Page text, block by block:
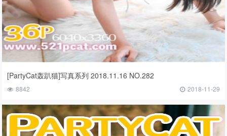
[PartyCat轰趴猫]写真系列 2018.11.16 NO.282
8842 2018-11-29